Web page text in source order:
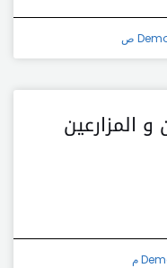
المزارعين